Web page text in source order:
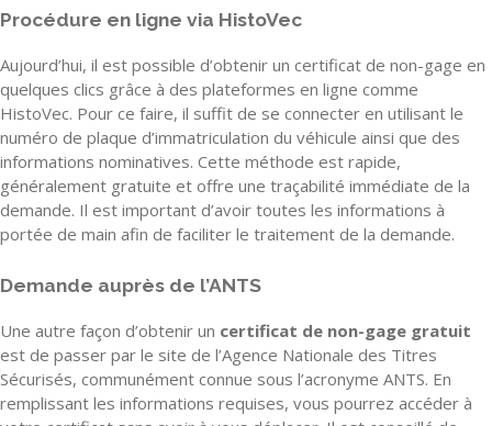
Procédure en ligne via HistoVec
Aujourd’hui, il est possible d’obtenir un certificat de non-gage en
quelques clics grâce à des plateformes en ligne comme
HistoVec. Pour ce faire, il suffit de se connecter en utilisant le
numéro de plaque d’immatriculation du véhicule ainsi que des
informations nominatives. Cette méthode est rapide,
généralement gratuite et offre une traçabilité immédiate de la
demande. Il est important d’avoir toutes les informations à
portée de main afin de faciliter le traitement de la demande.
Demande auprès de l’ANTS
Une autre façon d’obtenir un certificat de non-gage gratuit
est de passer par le site de l’Agence Nationale des Titres
Sécurisés, communément connue sous l’acronyme ANTS. En
remplissant les informations requises, vous pourrez accéder à